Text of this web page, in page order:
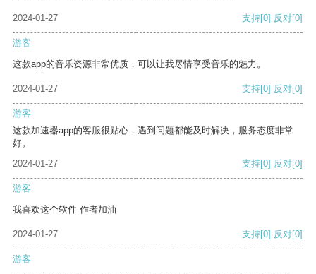
2024-01-27 支持[0] 反对[0]
游客
这款app的音乐资源非常优质，可以让我尽情享受音乐的魅力。
2024-01-27 支持[0] 反对[0]
游客
这款加速器app的客服很贴心，遇到问题都能及时解决，服务态度非常
好。
2024-01-27
支持[0] 反对[0]
游客
我喜欢这个软件 作者加油
2024-01-27 支持[0] 反对[0]
游客